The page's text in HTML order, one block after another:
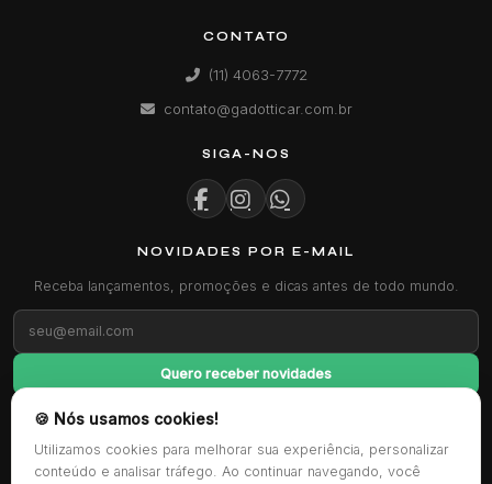
🍪 Nós usamos cookies!
Utilizamos cookies para melhorar sua experiência, personalizar
conteúdo e analisar tráfego. Ao continuar navegando, você
CONTATO
(11) 4063-7772
contato@gadotticar.com.br
SIGA-NOS
NOVIDADES POR E-MAIL
Receba lançamentos, promoções e dicas antes de todo mundo.
Quero receber novidades
FORMAS DE PAGAMENTO